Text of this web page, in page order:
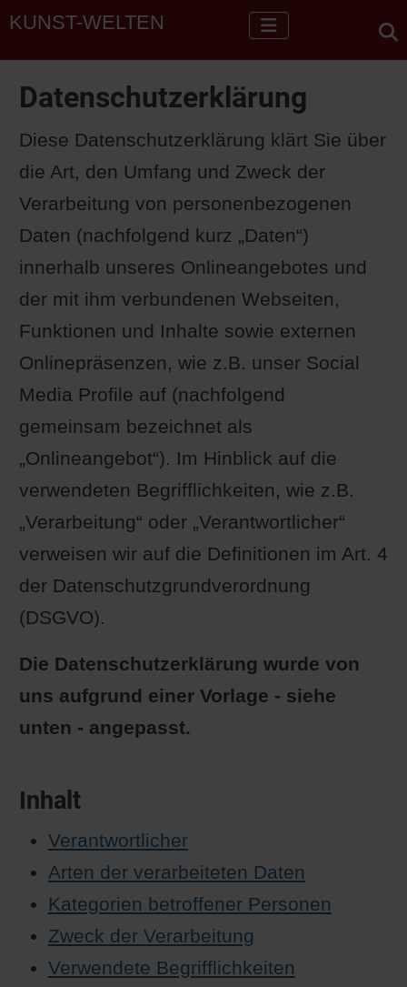
KUNST-WELTEN
Datenschutzerklärung
Diese Datenschutzerklärung klärt Sie über
die Art, den Umfang und Zweck der
Verarbeitung von personenbezogenen
Daten (nachfolgend kurz „Daten“)
innerhalb unseres Onlineangebotes und
der mit ihm verbundenen Webseiten,
Funktionen und Inhalte sowie externen
Onlinepräsenzen, wie z.B. unser Social
Media Profile auf (nachfolgend
gemeinsam bezeichnet als
„Onlineangebot“). Im Hinblick auf die
verwendeten Begrifflichkeiten, wie z.B.
„Verarbeitung“ oder „Verantwortlicher“
verweisen wir auf die Definitionen im Art. 4
der Datenschutzgrundverordnung
(DSGVO).
Die Datenschutzerklärung wurde von
uns aufgrund einer Vorlage - siehe
unten - angepasst.
Inhalt
Verantwortlicher
Arten der verarbeiteten Daten
Kategorien betroffener Personen
Zweck der Verarbeitung
Verwendete Begrifflichkeiten